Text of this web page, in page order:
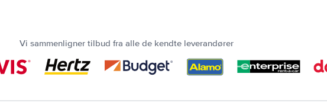
Vi sammenligner tilbud fra alle de kendte leverandører